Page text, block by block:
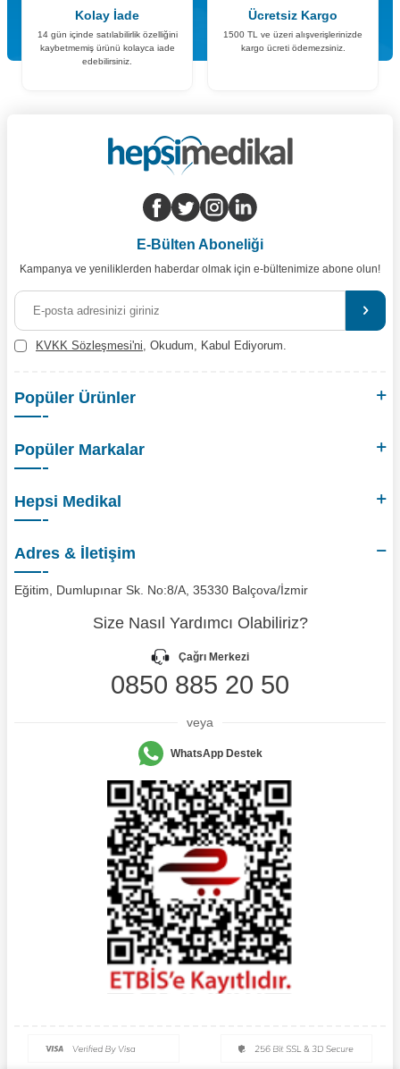
Kolay İade
14 gün içinde satılabilirlik özelliğini
kaybetmemiş ürünü kolayca iade
edebilirsiniz.
Ücretsiz Kargo
1500 TL ve üzeri alışverişlerinizde
kargo ücreti ödemezsiniz.
E-Bülten Aboneliği
Kampanya ve yeniliklerden haberdar olmak için e-bültenimize abone olun!
KVKK Sözleşmesi'ni , Okudum, Kabul Ediyorum.
Popüler Ürünler
Popüler Markalar
Hepsi Medikal
Adres & İletişim
Eğitim, Dumlupınar Sk. No:8/A, 35330 Balçova/İzmir
Size Nasıl Yardımcı Olabiliriz?
Çağrı Merkezi
0850 885 20 50
veya
WhatsApp Destek